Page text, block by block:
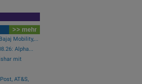
>> mehr
Mobility,...
Alpha...
mit
AT&S,